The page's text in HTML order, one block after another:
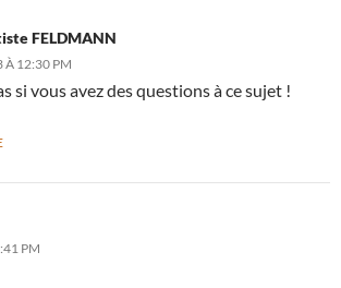
FELDMANN
À 12:30 PM
si vous avez des questions à ce sujet !
PM